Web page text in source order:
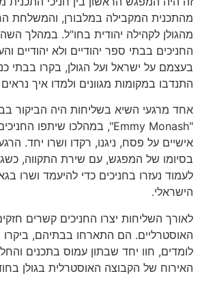
מהתכנית המקבילה במלבורן, והמשלחת
מהגולן לקהילה יהודית בחו"ל. במהלך
החניכים בבתי ספר יהודיים ולא יהודיים
בעצמם על ישראל ועל הגולן, בקרו בבתי
התנדבו במקומות מגוונים ולמדו איך
אחד מרגעי השיא בשליחות היה הביקור
"
Emmy Monash", במהלכו שיתפו
אישיים על פסח, ניגנו, רקדו ושרו יחד.
בסיומו של המפגש, עם שירת התקווה,
לעמוד נעזרו בחניכים כדי להיעמד ושרו
הישראלי.
לאורך השליחות יצרו החניכים קשרים
האוסטרליים. הם התארחו בבתיהם,
לומדים, חוו יחד שבתון עמוס בתכנים
האירוח של הקבוצה האוסטרלית בגולן